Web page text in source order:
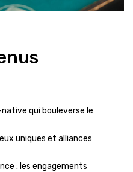
qui bouleverse le
uniques et alliances
: les engagements